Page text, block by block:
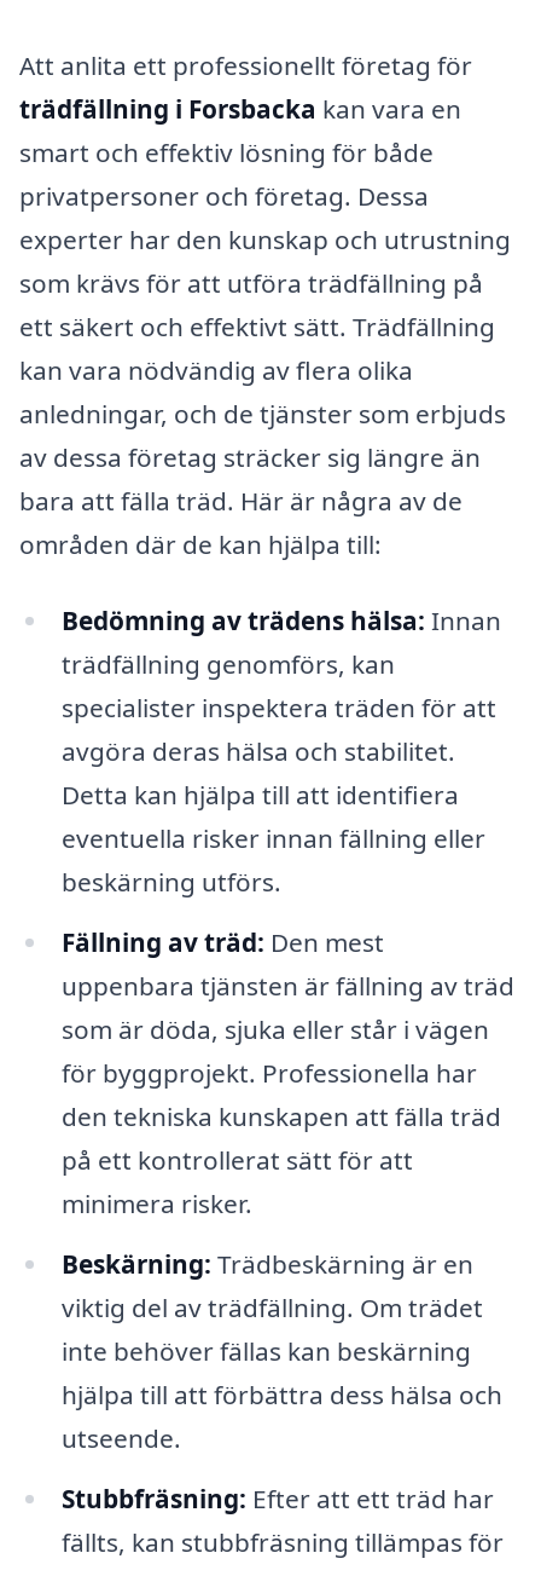
Att anlita ett professionellt företag för
trädfällning i Forsbacka kan vara en
smart och effektiv lösning för både
privatpersoner och företag. Dessa
experter har den kunskap och utrustning
som krävs för att utföra trädfällning på
ett säkert och effektivt sätt. Trädfällning
kan vara nödvändig av flera olika
anledningar, och de tjänster som erbjuds
av dessa företag sträcker sig längre än
bara att fälla träd. Här är några av de
områden där de kan hjälpa till:
Bedömning av trädens hälsa: Innan
trädfällning genomförs, kan
specialister inspektera träden för att
avgöra deras hälsa och stabilitet.
Detta kan hjälpa till att identifiera
eventuella risker innan fällning eller
beskärning utförs.
Fällning av träd: Den mest
uppenbara tjänsten är fällning av träd
som är döda, sjuka eller står i vägen
för byggprojekt. Professionella har
den tekniska kunskapen att fälla träd
på ett kontrollerat sätt för att
minimera risker.
Beskärning: Trädbeskärning är en
viktig del av trädfällning. Om trädet
inte behöver fällas kan beskärning
hjälpa till att förbättra dess hälsa och
utseende.
Stubbfräsning: Efter att ett träd har
fällts, kan stubbfräsning tillämpas för